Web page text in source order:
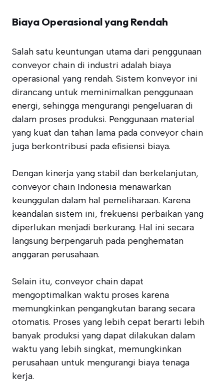
Biaya Operasional yang Rendah
Salah satu keuntungan utama dari penggunaan
conveyor chain di industri adalah biaya
operasional yang rendah. Sistem konveyor ini
dirancang untuk meminimalkan penggunaan
energi, sehingga mengurangi pengeluaran di
dalam proses produksi. Penggunaan material
yang kuat dan tahan lama pada conveyor chain
juga berkontribusi pada efisiensi biaya.
Dengan kinerja yang stabil dan berkelanjutan,
conveyor chain Indonesia menawarkan
keunggulan dalam hal pemeliharaan. Karena
keandalan sistem ini, frekuensi perbaikan yang
diperlukan menjadi berkurang. Hal ini secara
langsung berpengaruh pada penghematan
anggaran perusahaan.
Selain itu, conveyor chain dapat
mengoptimalkan waktu proses karena
memungkinkan pengangkutan barang secara
otomatis. Proses yang lebih cepat berarti lebih
banyak produksi yang dapat dilakukan dalam
waktu yang lebih singkat, memungkinkan
perusahaan untuk mengurangi biaya tenaga
kerja.